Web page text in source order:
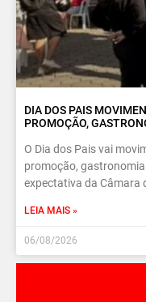
DIA DOS PAIS
PROMOÇÃO,
O Dia dos Pais vai
promoção,
expectativa da Câmara
LEIA MAIS »
06/08/2026